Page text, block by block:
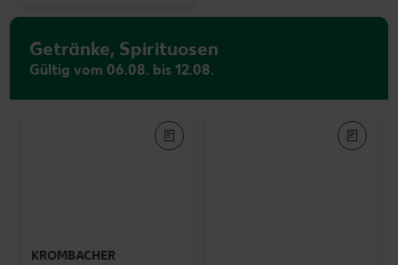
Getränke, Spirituosen
Gültig vom 06.08. bis 12.08.
KROMBACHER